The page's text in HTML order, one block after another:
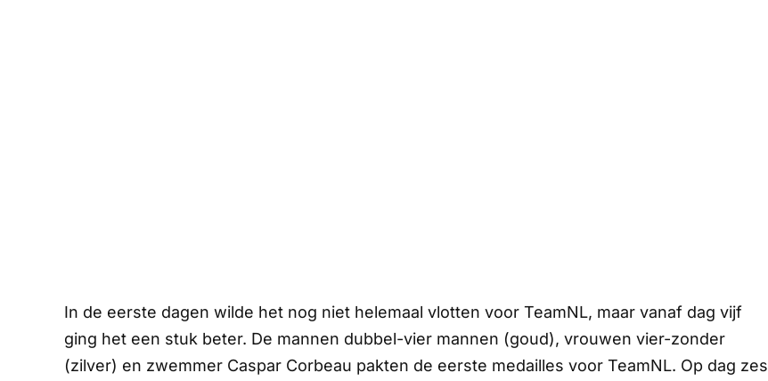
In de eerste dagen wilde het nog niet helemaal vlotten voor TeamNL, maar vanaf dag vijf
ging het een stuk beter. De mannen dubbel-vier mannen (goud), vrouwen vier-zonder
(zilver) en zwemmer Caspar Corbeau pakten de eerste medailles voor TeamNL. Op dag zes